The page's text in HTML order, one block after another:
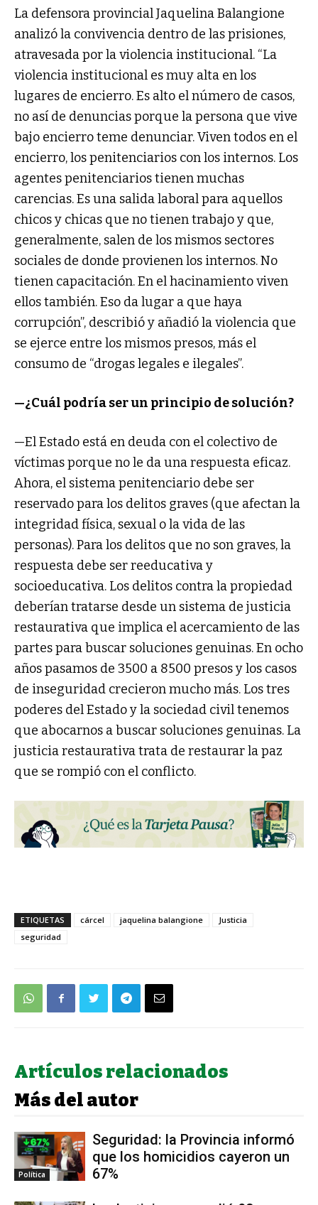
La defensora provincial Jaquelina Balangione
analizó la convivencia dentro de las prisiones,
atravesada por la violencia institucional. “La
violencia institucional es muy alta en los
lugares de encierro. Es alto el número de casos,
no así de denuncias porque la persona que vive
bajo encierro teme denunciar. Viven todos en el
encierro, los penitenciarios con los internos. Los
agentes penitenciarios tienen muchas
carencias. Es una salida laboral para aquellos
chicos y chicas que no tienen trabajo y que,
generalmente, salen de los mismos sectores
sociales de donde provienen los internos. No
tienen capacitación. En el hacinamiento viven
ellos también. Eso da lugar a que haya
corrupción”, describió y añadió la violencia que
se ejerce entre los mismos presos, más el
consumo de “drogas legales e ilegales”.
—¿Cuál podría ser un principio de solución?
—El Estado está en deuda con el colectivo de
víctimas porque no le da una respuesta eficaz.
Ahora, el sistema penitenciario debe ser
reservado para los delitos graves (que afectan la
integridad física, sexual o la vida de las
personas). Para los delitos que no son graves, la
respuesta debe ser reeducativa y
socioeducativa. Los delitos contra la propiedad
deberían tratarse desde un sistema de justicia
restaurativa que implica el acercamiento de las
partes para buscar soluciones genuinas. En ocho
años pasamos de 3500 a 8500 presos y los casos
de inseguridad crecieron mucho más. Los tres
poderes del Estado y la sociedad civil tenemos
que abocarnos a buscar soluciones genuinas. La
justicia restaurativa trata de restaurar la paz
que se rompió con el conflicto.
ETIQUETAS cárcel jaquelina balangione
Justicia
seguridad
Artículos relacionados
Más del autor
Política
Seguridad: la Provincia informó
que los homicidios cayeron un
67%